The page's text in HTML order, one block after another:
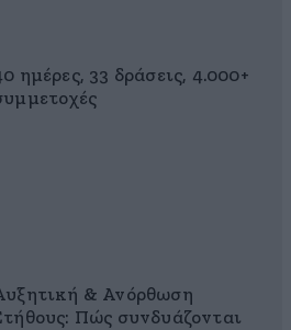
ημέρες, 33 δράσεις, 4.000+
& Ανόρθωση
Πώς συνδυάζονται